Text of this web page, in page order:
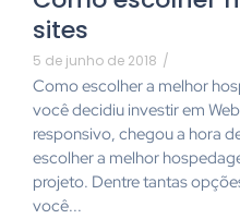
sites
5 de junho de 2018 /
Como escolher a melhor
você decidiu investir em
responsivo, chegou a hora
escolher a melhor
projeto. Dentre tantas
você...